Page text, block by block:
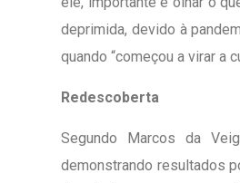
deprimida, devido à
quando “começou a virar a
Redescoberta
Segundo Marcos da
demonstrando resultados